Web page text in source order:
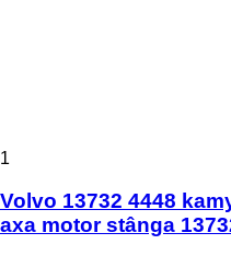
1
Volvo 13732 4448
axa motor stânga